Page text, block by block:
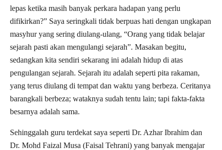
lepas ketika masih banyak perkara hadapan yang perlu
difikirkan?” Saya seringkali tidak berpuas hati dengan ungkapan
masyhur yang sering diulang-ulang, “Orang yang tidak belajar
sejarah pasti akan mengulangi sejarah”. Masakan begitu,
sedangkan kita sendiri sekarang ini adalah hidup di atas
pengulangan sejarah. Sejarah itu adalah seperti pita rakaman,
yang terus diulang di tempat dan waktu yang berbeza. Ceritanya
barangkali berbeza; wataknya sudah tentu lain; tapi fakta-fakta
besarnya adalah sama.
Sehinggalah guru terdekat saya seperti Dr. Azhar Ibrahim dan
Dr. Mohd Faizal Musa (Faisal Tehrani) yang banyak mengajar